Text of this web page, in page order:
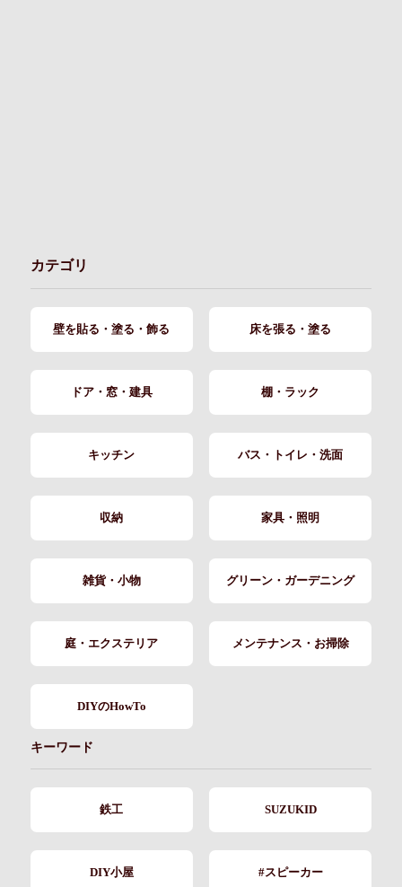
カテゴリ
壁を貼る・塗る・飾る 床を張る・塗る
ドア・窓・建具 棚・ラック
キッチン バス・トイレ・洗面
収納 家具・照明
雑貨・小物 グリーン・ガーデニング
庭・エクステリア メンテナンス・お掃除
DIYのHowTo
キーワード
鉄工 SUZUKID
DIY小屋 #スピーカー